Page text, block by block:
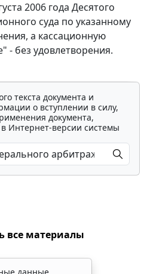
2006 года Десятого
суда по указанному
а кассационную
- без удовлетворения.
текста документа и
о вступлении в силу,
документа,
Интернет-версии системы
все материалы